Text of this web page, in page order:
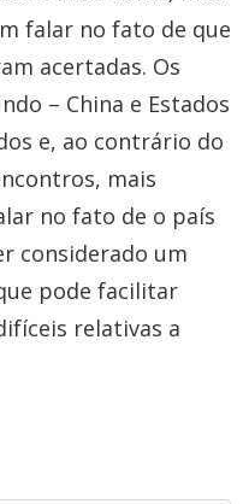
falar no fato de que
acertadas. Os
– China e Estados
e, ao contrário do
mais
no fato de o país
considerado um
pode facilitar
relativas a